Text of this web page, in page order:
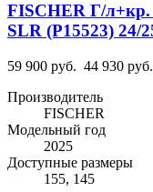
FISCHER Г/
SLR (P15523) 24/
59 900 руб. 44 930 руб.
Производитель
FISCHER
Модельный год
2025
Доступные размеры
155, 145